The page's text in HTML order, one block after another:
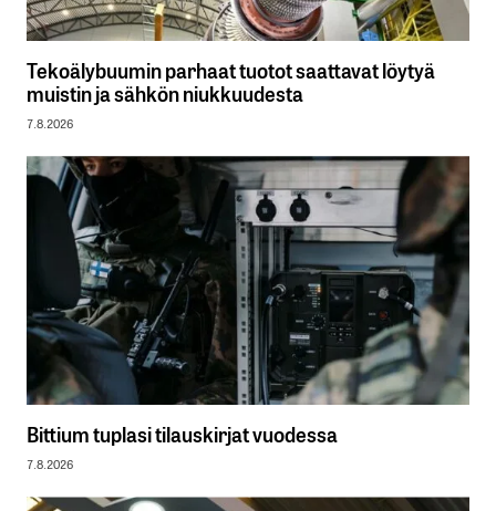
Tekoälybuumin parhaat tuotot saattavat löytyä
muistin ja sähkön niukkuudesta
7.8.2026
Bittium tuplasi tilauskirjat vuodessa
7.8.2026